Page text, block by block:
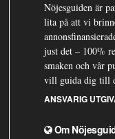
Nöjesguiden är
lita på att vi
just det – 100%
smaken och vår
vill guida dig till
ANSVARIG
Om